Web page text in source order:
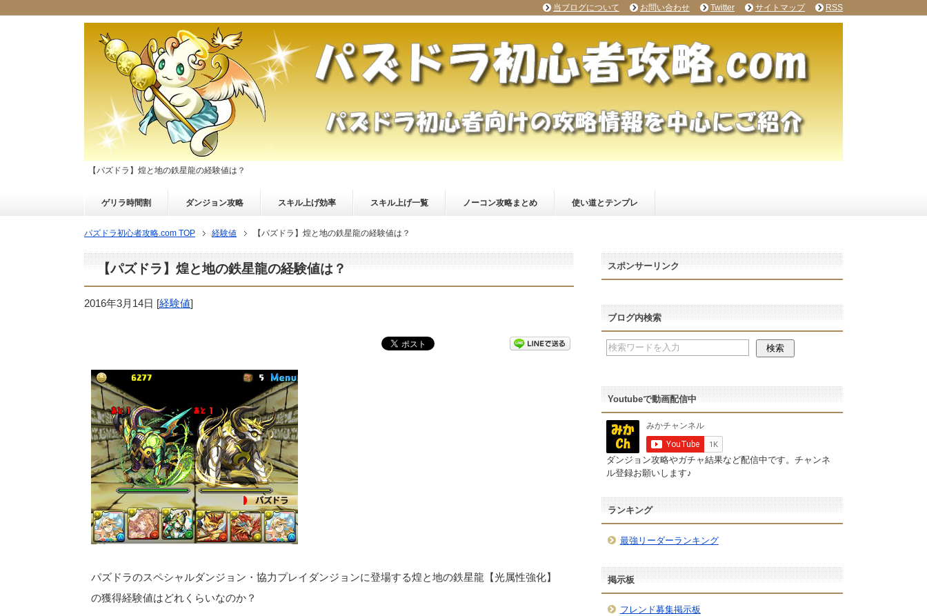
【パズドラ】煌と地の鉄星龍の経験値は？
ゲリラ時間割 ダンジョン攻略 スキル上げ効率 スキル上げ一覧 ノーコン攻略まとめ 使い道とテンプレ
パズドラ初心者攻略.com TOP 経験値 【パズドラ】煌と地の鉄星龍の経験値は？
【パズドラ】煌と地の鉄星龍の経験値は？
2016年3月14日 [経験値]
パズドラのスペシャルダンジョン・協力プレイダンジョンに登場する煌と地の鉄星龍【光属性強化】
の獲得経験値はどれくらいなのか？
スポンサーリンク
ブログ内検索
Youtubeで動画配信中
ダンジョン攻略やガチャ結果など配信中です。チャンネ
ル登録お願いします♪
ランキング
最強リーダーランキング
掲示板
フレンド募集掲示板
当ブログについて お問い合わせ Twitter サイトマップ RSS